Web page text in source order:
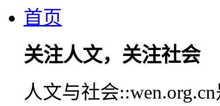
首页
关注人文，关注社会
人文与社会